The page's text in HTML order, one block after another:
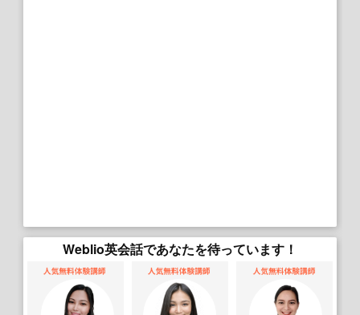
Weblio英会話であなたを待っています！